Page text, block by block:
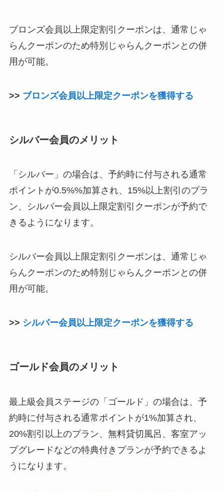
ブロンズ会員以上限定割引クーポンは、通常じゃ
らんクーポンのため特別じゃらんクーポンとの併
用が可能。
>> ブロンズ会員以上限定クーポンを獲得する
シルバー会員のメリット
「シルバー」の場合は、予約時に付与される通常
ポイントが0.5%%加算され、15%以上割引のプラ
ン、シルバー会員以上限定割引クーポンが予約で
きるようになります。
シルバー会員以上限定割引クーポンは、通常じゃ
らんクーポンのため特別じゃらんクーポンとの併
用が可能。
>> シルバー会員以上限定クーポンを獲得する
ゴールド会員のメリット
最上級会員ステージの「ゴールド」の場合は、予
約時に付与される通常ポイントが1%加算され、
20%割引以上のプラン、無料貸切風呂、客室アッ
プグレードなどの特典付きプランが予約できるよ
うになります。